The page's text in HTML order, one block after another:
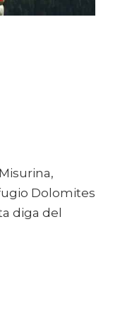
Dolomites
diga del